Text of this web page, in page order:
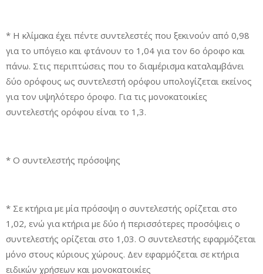
* Η κλίμακα έχει πέντε συντελεστές που ξεκινούν από 0,98
για το υπόγειο και φτάνουν το 1,04 για τον 6ο όροφο και
πάνω. Στις περιπτώσεις που το διαμέρισμα καταλαμβάνει
δύο ορόφους ως συντελεστή ορόφου υπολογίζεται εκείνος
για τον υψηλότερο όροφο. Για τις μονοκατοικίες
συντελεστής ορόφου είναι το 1,3.
* Ο συντελεστής πρόσοψης
* Σε κτήρια με μία πρόσοψη ο συντελεστής ορίζεται στο
1,02, ενώ για κτήρια με δύο ή περισσότερες προσόψεις ο
συντελεστής ορίζεται στο 1,03. Ο συντελεστής εφαρμόζεται
μόνο στους κύριους χώρους. Δεν εφαρμόζεται σε κτήρια
ειδικών χρήσεων και μονοκατοικίες